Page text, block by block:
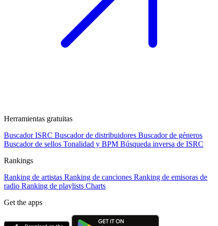
Herramientas gratuitas
Buscador ISRC Buscador de distribuidores Buscador de géneros
Buscador de sellos Tonalidad y BPM Búsqueda inversa de ISRC
Rankings
Ranking de artistas Ranking de canciones Ranking de emisoras de
radio Ranking de playlists Charts
Get the apps